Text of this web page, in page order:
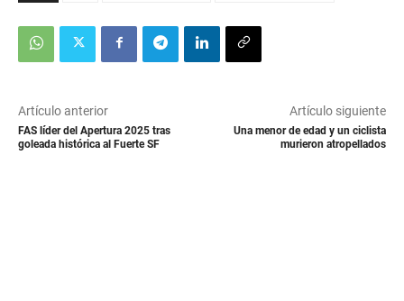
Artículo anterior
FAS líder del Apertura 2025 tras
goleada histórica al Fuerte SF
Artículo siguiente
Una menor de edad y un ciclista
murieron atropellados